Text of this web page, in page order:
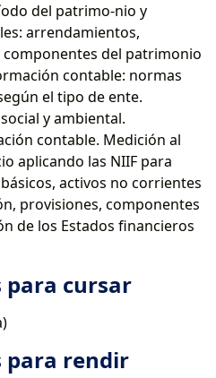
del patrimo-nio y
arrendamientos,
componentes del patrimonio
contable: normas
el tipo de ente.
y ambiental.
contable. Medición al
aplicando las NIIF para
activos no corrientes
provisiones, componentes
de los Estados financieros
para cursar
para rendir